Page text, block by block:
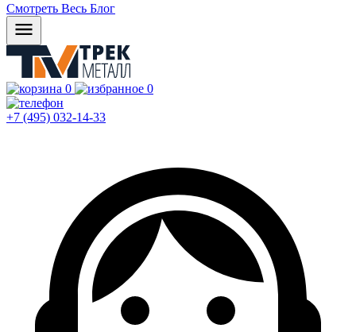
Смотреть Весь Блог
0 0
+7 (495) 032-14-33